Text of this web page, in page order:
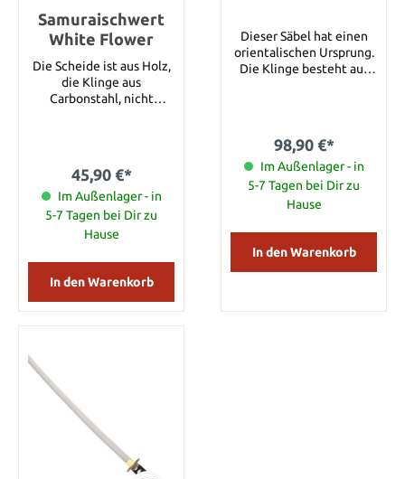
Samuraischwert
White Flower
Die Scheide ist aus Holz,
die Klinge aus
Carbonstahl, nicht
45,90 €*
Im Außenlager - in
5-7 Tagen bei Dir zu
Hause
In den Warenkorb
Dieser Säbel hat einen
orientalischen Ursprung.
Die Klinge besteht aus
Angaben sind Zirkamaße.
Klingenlänge: 59 cm
Gesamtlänge: 73 cm
98,90 €*
Im Außenlager - in
5-7 Tagen bei Dir zu
Hause
In den Warenkorb